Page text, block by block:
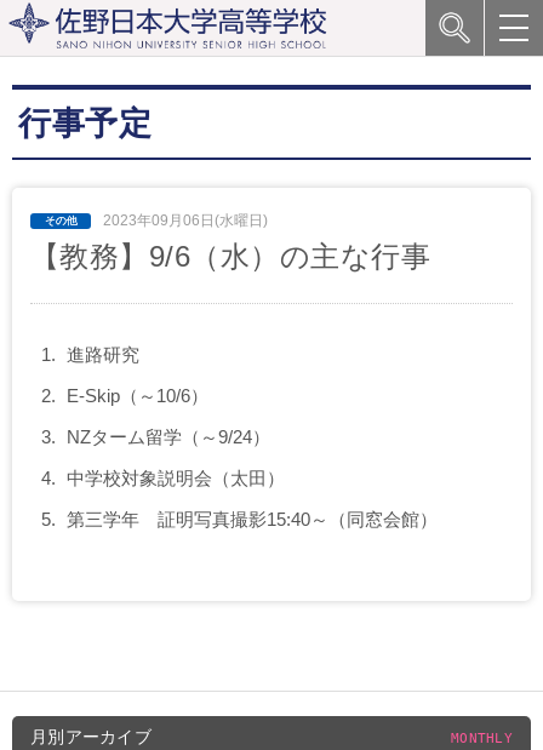
行事予定
2023年09月06日(水曜日)
【教務】9/6（水）の主な行事
進路研究
E-Skip（～10/6）
NZターム留学（～9/24）
中学校対象説明会（太田）
第三学年 証明写真撮影15:40～（同窓会館）
月別アーカイブ MONTHLY